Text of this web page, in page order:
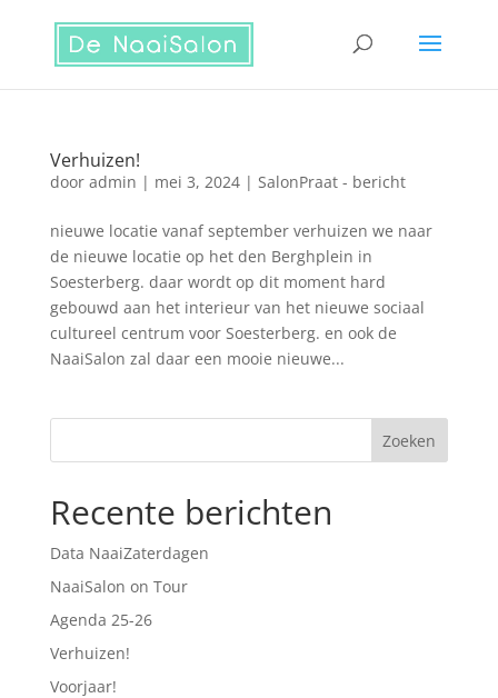
Verhuizen!
door admin | mei 3, 2024| SalonPraat - bericht
nieuwe locatie vanaf september verhuizen we naar
de nieuwe locatie op het den Berghplein in
Soesterberg. daar wordt op dit moment hard
gebouwd aan het interieur van het nieuwe sociaal
cultureel centrum voor Soesterberg. en ook de
NaaiSalon zal daar een mooie nieuwe...
Recente berichten
Data NaaiZaterdagen
NaaiSalon on Tour
Agenda 25-26
Verhuizen!
Voorjaar!